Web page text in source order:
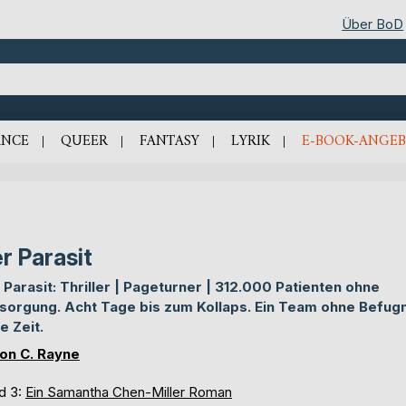
Über BoD
QUEER FANTASY LYRIK E-BOOK-
Parasit
Parasit: Thriller | Pageturner | 312.000 Patienten ohne
Acht Tage bis zum Kollaps. Ein Team ohne
Zeit.
C. Rayne
3: Ein Samantha Chen-Miller Roman